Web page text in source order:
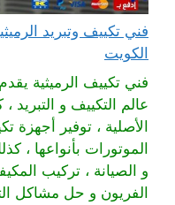
الكويت
فني تكييف الرميثية
عالم التكييف و التبريد
الأصلية ، توفير أجهزة
الموتورات بأنواعها
و الصيانة ، تركيب
الفريون و حل مشاكل